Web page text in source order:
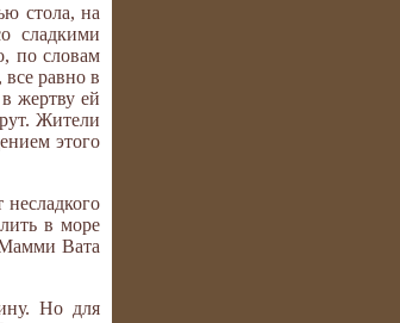
стола, на
сладкими
по словам
равно в
жертву ей
Жители
этого
в море
Мамми Вата
Но для